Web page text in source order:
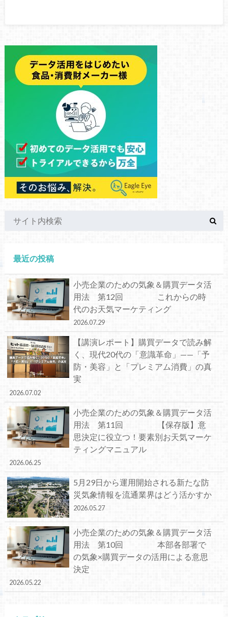
最近の投稿
小売企業のための気象＆購買データ活
用法 第12回 これからの時
代のお天気マーケティング
2026.07.29
【講演レポート】購買データで読み解
く、現代20代の「意識革命」——「予
防・美容」と「プレミアム消費」の真
実
2026.07.02
小売企業のための気象＆購買データ活
用法 第11回 【保存版】意
思決定に役立つ！要素別お天気マーケ
ティングマニュアル
2026.06.25
5月29日から運用開始される新たな防
災気象情報を流通業界はどう活かすか
2026.05.27
小売企業のための気象＆購買データ活
用法 第10回 本部各部署で
の気象×購買データの活用による意思
決定
2026.05.22